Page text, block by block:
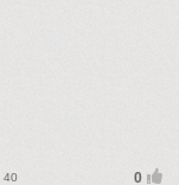
40